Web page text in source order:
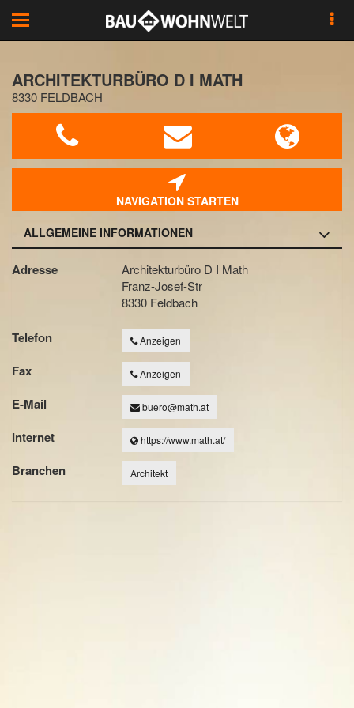
Toggle
navigation
ARCHITEKTURBÜRO D I MATH
8330 FELDBACH
NAVIGATION STARTEN
ALLGEMEINE INFORMATIONEN
Adresse
Architekturbüro D I Math
Franz-Josef-Str
8330 Feldbach
Telefon Anzeigen
Fax Anzeigen
E-Mail buero@math.at
Internet https://www.math.at/
Branchen Architekt